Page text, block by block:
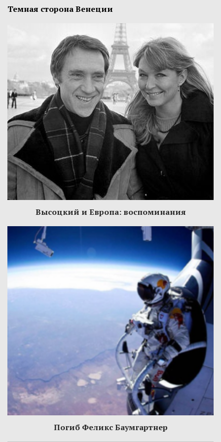
Темная сторона Венеции
Высоцкий и Европа: воспоминания
Погиб Феликс Баумгартнер